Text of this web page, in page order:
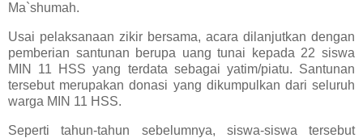
Ma`shumah.
Usai pelaksanaan zikir bersama, acara dilanjutkan dengan
pemberian santunan berupa uang tunai kepada 22 siswa
MIN 11 HSS yang terdata sebagai yatim/piatu. Santunan
tersebut merupakan donasi yang dikumpulkan dari seluruh
warga MIN 11 HSS.
Seperti tahun-tahun sebelumnya, siswa-siswa tersebut